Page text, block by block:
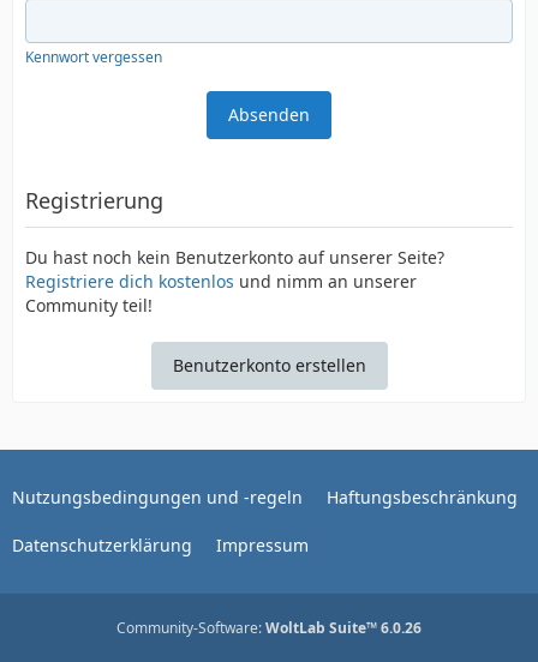
Kennwort vergessen
Registrierung
Du hast noch kein Benutzerkonto auf unserer Seite?
Registriere dich kostenlos und nimm an unserer
Community teil!
Benutzerkonto erstellen
Nutzungsbedingungen und -regeln Haftungsbeschränkung
Datenschutzerklärung Impressum
Community-Software:WoltLab Suite™ 6.0.26